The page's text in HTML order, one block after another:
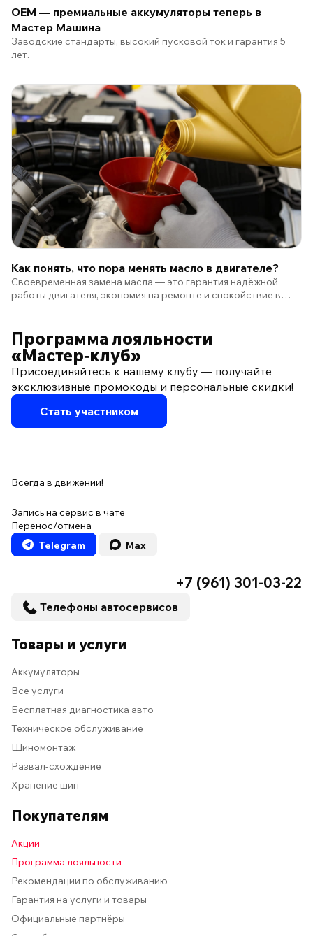
ОЕМ — премиальные аккумуляторы теперь в
Мастер Машина
Заводские стандарты, высокий пусковой ток и гарантия 5
лет.
Как понять, что пора менять масло в двигателе?
Своевременная замена масла — это гарантия надёжной
работы двигателя, экономия на ремонте и спокойствие в
Программа лояльности
«Мастер‑клуб»
Присоединяйтесь к нашему клубу — получайте
эксклюзивные промокоды и персональные скидки!
Стать участником
Всегда в движении!
Запись на сервис в чате
Перенос/отмена
Telegram
Max
+7 (961) 301-03-22
Телефоны автосервисов
Товары и услуги
Аккумуляторы
Все услуги
Бесплатная диагностика авто
Техническое обслуживание
Шиномонтаж
Развал-схождение
Хранение шин
Покупателям
Акции
Программа лояльности
Рекомендации по обслуживанию
Гарантия на услуги и товары
Официальные партнёры